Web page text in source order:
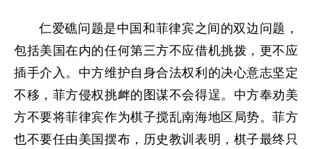
仁爱礁问题是中国和菲律宾之间的双边问题，
包括美国在内的任何第三方不应借机挑拨，更不应
插手介入。中方维护自身合法权利的决心意志坚定
不移，菲方侵权挑衅的图谋不会得逞。中方奉劝美
方不要将菲律宾作为棋子搅乱南海地区局势。菲方
也不要任由美国摆布，历史教训表明，棋子最终只